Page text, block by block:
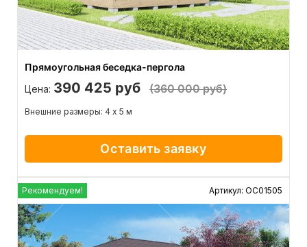
Прямоугольная беседка-пергола
Цена: 390 425 руб (360 000 руб)
Внешние размеры: 4 х 5 м
Оставить заявку
Рекомендуем! Артикул: ОС01505